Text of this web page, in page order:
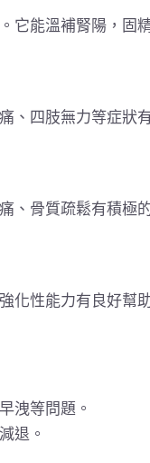
它能溫補腎陽，固
、四肢無力等症狀
、骨質疏鬆有積極
化性能力有良好幫
洩等問題。
退。